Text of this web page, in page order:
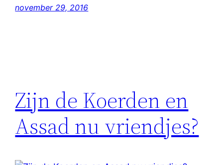
november 29, 2016
Zijn de Koerden en
Assad nu vriendjes?